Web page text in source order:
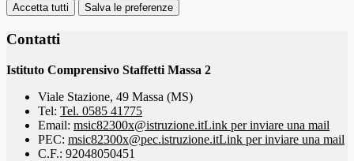
Accetta tutti Salva le preferenze
Contatti
Istituto Comprensivo Staffetti Massa 2
Viale Stazione, 49 Massa (MS)
Tel: Tel. 0585 41775
Email: msic82300x@istruzione.itLink per inviare una mail
PEC: msic82300x@pec.istruzione.itLink per inviare una mail
C.F.: 92048050451